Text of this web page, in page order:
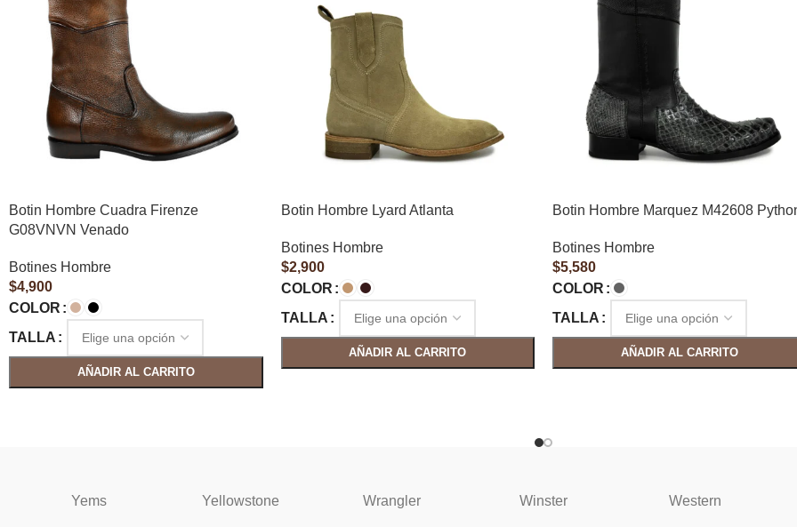
Botin Hombre Cuadra Firenze
G08VNVN Venado
Botines Hombre
$4,900
COLOR
TALLA
AÑADIR AL CARRITO
Botin Hombre Lyard Atlanta
Botines Hombre
$2,900
COLOR
TALLA
AÑADIR AL CARRITO
Botin Hombre Marquez M42608
Botines Hombre
$5,580
COLOR
TALLA
AÑADIR AL CARRITO
Yems Yellowstone Wrangler Winster Western